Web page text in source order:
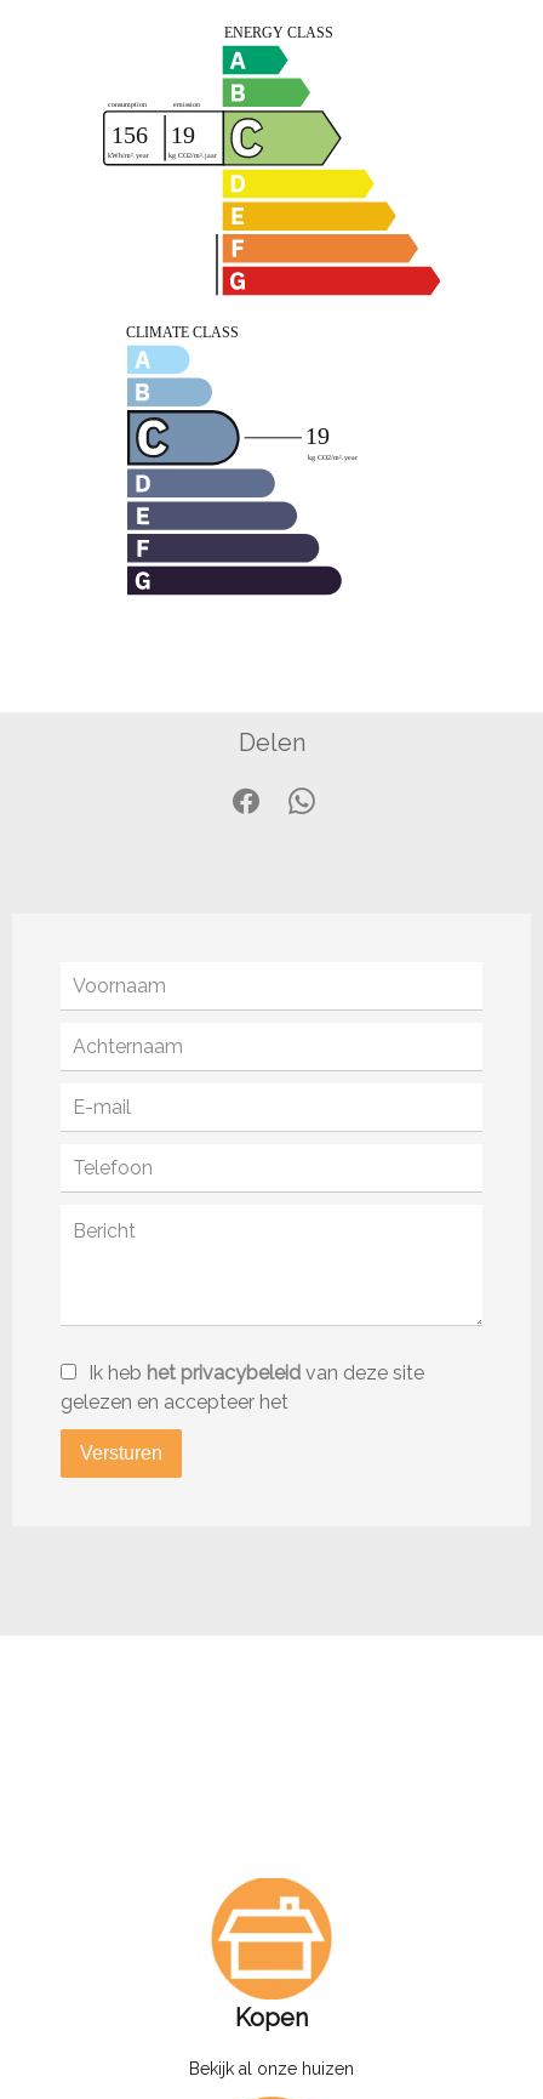
Delen
Ik heb het privacybeleid van deze site
gelezen en accepteer het
Versturen
Kopen
Bekijk al onze huizen